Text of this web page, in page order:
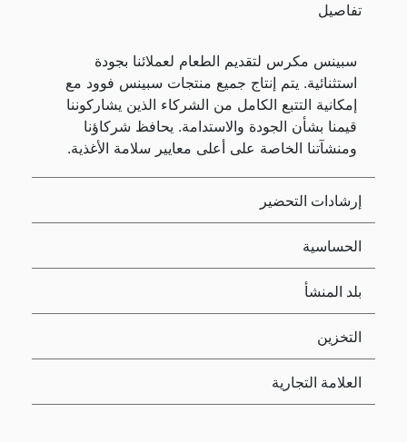
تفاصيل
سبينس مكرس لتقديم الطعام لعملائنا بجودة
استثنائية. يتم إنتاج جميع منتجات سبينس فوود مع
إمكانية التتبع الكامل من الشركاء الذين يشاركوننا
قيمنا بشأن الجودة والاستدامة. يحافظ شركاؤنا
ومنشآتنا الخاصة على أعلى معايير سلامة الأغذية.
إرشادات التحضير
الحساسية
بلد المنشأ
التخزين
العلامة التجارية